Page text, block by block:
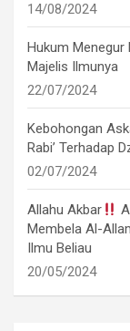
14/08/2024
Hukum Menegur
Majelis Ilmunya
22/07/2024
Kebohongan
Rabi’ Terhadap
02/07/2024
Allahu Akbar
Membela Al-
Ilmu Beliau
20/05/2024